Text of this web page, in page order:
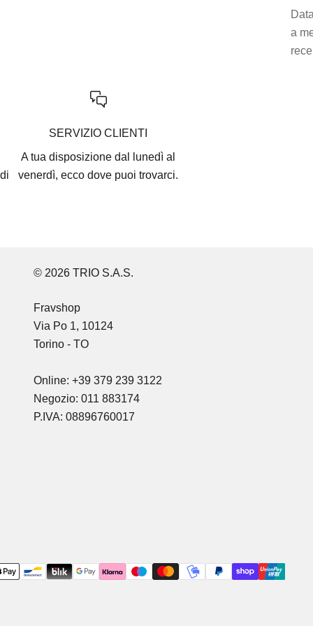
a
SERVIZIO CLIENTI
A tua disposizione dal lunedì al
venerdì, eccodove puoi trovarci.
© 2026 TRIO S.A.S.
Fravshop
Via Po 1, 10124
Torino - TO
Online: +39 379 239 3122
Negozio: 011 883174
P.IVA: 08896760017